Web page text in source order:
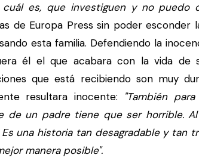
es, que investiguen y no puedo
de Europa Press sin poder
esta familia. Defendiendo la
él el que acabara con la vida de
que está recibiendo son muy
resultara inocente:
"También
de un padre tiene que ser horrible.
Es una historia tan desagradable y tan
manera posible".